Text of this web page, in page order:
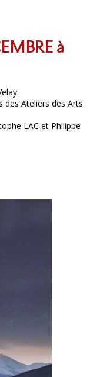
à
des Ateliers des Arts
LAC et Philippe